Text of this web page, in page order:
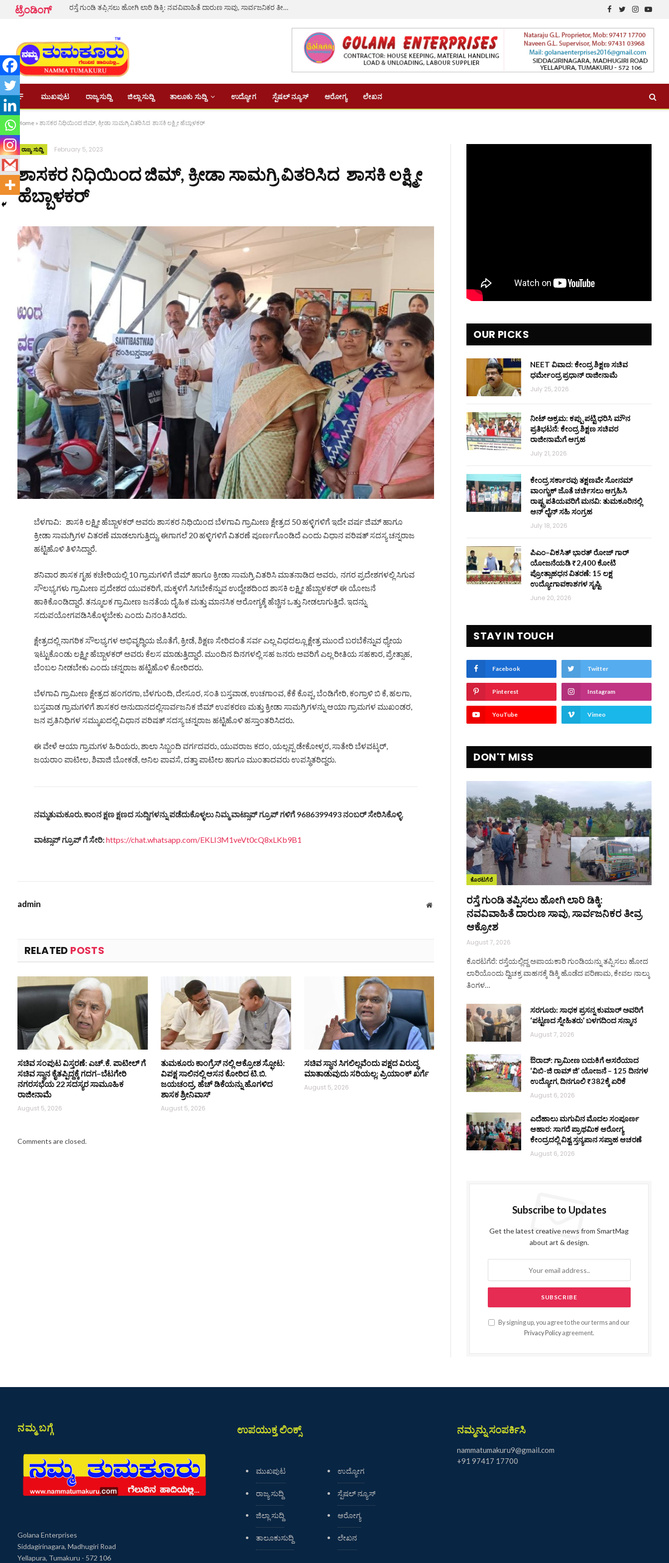
ಟ್ರೆಂಡಿಂಗ್ ರಸ್ತೆ ಗುಂಡಿ ತಪ್ಪಿಸಲು ಹೋಗಿ ಲಾರಿ ಡಿಕ್ಕಿ: ನವವಿವಾಹಿತೆ ದಾರುಣ ಸಾವು, ಸಾರ್ವಜನಿಕರ ತೀವ್ರ ಆಕ್ರೋಶ
Facebook
TwitterInstagram
ಮುಖಪುಟ ರಾಜ್ಯ ಸುದ್ದಿ ಜಿಲ್ಲಾ ಸುದ್ದಿ ತಾಲೂಕು ಸುದ್ದಿ ಉದ್ಯೋಗ ಸ್ಪೆಷಲ್ ನ್ಯೂಸ್ ಆರೋಗ್ಯ ಲೇಖನ
Home » ಶಾಸಕರ ನಿಧಿಯಿಂದ ಜಿಮ್, ಕ್ರೀಡಾ ಸಾಮಗ್ರಿ ವಿತರಿಸಿದ ಶಾಸಕಿ ಲಕ್ಷ್ಮೀ ಹೆಬ್ಬಾಳಕರ್
ರಾಜ್ಯ ಸುದ್ದಿ February 5, 2023
ಶಾಸಕರ ನಿಧಿಯಿಂದ ಜಿಮ್, ಕ್ರೀಡಾ ಸಾಮಗ್ರಿ ವಿತರಿಸಿದ ಶಾಸಕಿ ಲಕ್ಷ್ಮೀ
ಹೆಬ್ಬಾಳಕರ್
ಬೆಳಗಾವಿ: ಶಾಸಕಿ ಲಕ್ಷ್ಮೀ ಹೆಬ್ಬಾಳಕರ್ ಅವರು ಶಾಸಕರ ನಿಧಿಯಿಂದ ಬೆಳಗಾವಿ ಗ್ರಾಮೀಣ ಕ್ಷೇತ್ರದ 50 ಹಳ್ಳಿಗಳಿಗೆ ಇದೇ ವರ್ಷ ಜಿಮ್ ಹಾಗೂ
ಕ್ರೀಡಾ ಸಾಮಗ್ರಿಗಳ ವಿತರಣೆ ಮಾಡಲಾಗುತ್ತಿದ್ದು, ಈಗಾಗಲೆ 20 ಹಳ್ಳಿಗಳಿಗೆ ವಿತರಣೆ ಪೂರ್ಣಗೊಂಡಿದೆ ಎಂದು ವಿಧಾನ ಪರಿಷತ್ ಸದಸ್ಯ ಚನ್ನರಾಜ
ಹಟ್ಟಿಹೊಳಿ ತಿಳಿಸಿದ್ದಾರೆ.
ಶನಿವಾರ ಶಾಸಕ ಗೃಹ ಕಚೇರಿಯಲ್ಲಿ 10 ಗ್ರಾಮಗಳಿಗೆ ಜಿಮ್ ಹಾಗೂ ಕ್ರೀಡಾ ಸಾಮಗ್ರಿ ವಿತರಿಸಿ ಮಾತನಾಡಿದ ಅವರು, ನಗರ ಪ್ರದೇಶಗಳಲ್ಲಿ ಸಿಗುವ
ಸೌಲಭ್ಯಗಳು ಗ್ರಾಮೀಣ ಪ್ರದೇಶದ ಯುವಕರಿಗೆ, ಮಕ್ಕಳಿಗೆ ಸಿಗಬೇಕೆನ್ನುವ ಉದ್ದೇಶದಿಂದ ಶಾಸಕಿ ಲಕ್ಷ್ಮೀ ಹೆಬ್ಬಾಳಕರ್ ಈ ಯೋಜನೆ
ಹಾಕಿಕೊಂಡಿದ್ದಾರೆ. ತನ್ಮೂಲಕ ಗ್ರಾಮೀಣ ಜನತೆಯ ದೈಹಿಕ ಮತ್ತು ಮಾನಸಿಕ ಆರೋಗ್ಯಕ್ಕೆ ಹೆಚ್ಚಿನ ಒತ್ತು ನೀಡಲಾಗುತ್ತಿದೆ. ಇದನ್ನು
ಸದುಪಯೋಗಪಡಿಸಿಕೊಳ್ಳಬೇಕು ಎಂದು ವಿನಂತಿಸಿದರು.
ಕ್ಷೇತ್ರದಲ್ಲಿ ನಾಗರಿಕ ಸೌಲಭ್ಯಗಳ ಅಭಿವೃದ್ಧಿಯ ಜೊತೆಗೆ, ಕ್ರೀಡೆ, ಶಿಕ್ಷಣ ಸೇರಿದಂತೆ ಸರ್ವ ಎಲ್ಲ ವಿಧದಲ್ಲೂ ಕ್ಷೇತ್ರ ಮುಂದೆ ಬರಬೆಕೆನ್ನುವ ಧ್ಯೇಯ
ಇಟ್ಟುಕೊಂಡು ಲಕ್ಷ್ಮೀ ಹೆಬ್ಬಾಳಕರ್ ಅವರು ಕೆಲಸ ಮಾಡುತ್ತಿದ್ದಾರೆ. ಮುಂದಿನ ದಿನಗಳಲ್ಲಿ ಸಹ ಜನರು ಅವರಿಗೆ ಎಲ್ಲ ರೀತಿಯ ಸಹಕಾರ, ಪ್ರೇತ್ಸಾಹ,
ಬೆಂಬಲ ನೀಡಬೇಕು ಎಂದು ಚನ್ನರಾಜ ಹಟ್ಟಿಹೊಳಿ ಕೋರಿದರು.
ಬೆಳಗಾವಿ ಗ್ರಾಮೀಣ ಕ್ಷೇತ್ರದ ಹಂಗರಗಾ, ಬೆಳಗುಂದಿ, ದೇಸೂರ, ಸಂತಿ ಬಸ್ತವಾಡ, ಉಚಗಾಂವ, ಕೆಕೆ ಕೊಪ್ಪ, ಬೆಂಡಿಗೇರಿ, ಕಂಗ್ರಾಳಿ ಬಿ ಕೆ, ಹಲಗಾ,
ಬಸ್ತವಾಡ ಗ್ರಾಮಗಳಿಗೆ ಶಾಸಕರ ಅನುದಾನದಲ್ಲಿಸಾರ್ವಜನಿಕ ಜಿಮ್ ಉಪಕರಣ ಮತ್ತು ಕ್ರೀಡಾ ಸಾಮಗ್ರಿಗಳನ್ನು ಆಯಾ ಗ್ರಾಮಗಳ ಮುಖಂಡರ,
ಜನ ಪ್ರತಿನಿಧಿಗಳ ಸಮ್ಮುಖದಲ್ಲಿ ವಿಧಾನ ಪರಿಷತ್ ಸದಸ್ಯ ಚನ್ನರಾಜ ಹಟ್ಟಿಹೊಳಿ ಹಸ್ತಾಂತರಿಸಿದರು.
ಈ ವೇಳೆ ಆಯಾ ಗ್ರಾಮಗಳ ಹಿರಿಯರು, ಶಾಲಾ ಸಿಬ್ಬಂದಿ ವರ್ಗದವರು, ಯುವರಾಜ ಕದಂ, ಯಲ್ಲಪ್ಪ ಡೇಕೋಳ್ಕರ, ಸಾತೇರಿ‌‌ ಬೆಳವಟ್ಕರ್,
ಜಯರಾಂ ಪಾಟೀಲ, ಶಿವಾಜಿ ಬೋಕಡೆ, ಅನಿಲ ಪಾವಸೆ, ದತ್ತಾ ಪಾಟೀಲ ಹಾಗೂ ಮುಂತಾದವರು ಉಪಸ್ಥಿತರಿದ್ದರು.
ನಮ್ಮತುಮಕೂರು. ಕಾಂನ ಕ್ಷಣ ಕ್ಷಣದ ಸುದ್ದಿಗಳನ್ನು ಪಡೆದುಕೊಳ್ಳಲುನಿಮ್ಮ ವಾಟ್ಸಾಪ್ ಗ್ರೂಪ್ ಗಳಿಗೆ9686399493 ನಂಬರ್ ಸೇರಿಸಿಕೊಳ್ಳಿ.
ವಾಟ್ಸಾಪ್ ಗ್ರೂಪ್ ಗೆಸೇರಿ:https://chat.whatsapp.com/EKLI3M1veVt0cQ8xLKb9B1
admin Website
RELATED POSTS
ಸಚಿವ ಸಂಪುಟ ವಿಸ್ತರಣೆ: ಎಚ್.ಕೆ. ಪಾಟೀಲ್ ಗೆ
ಸಚಿವ ಸ್ಥಾನ ಕೈತಪ್ಪಿದ್ದಕ್ಕೆ ಗದಗ–ಬೆಟಗೇರಿ
ನಗರಸಭೆಯ 22 ಸದಸ್ಯರ ಸಾಮೂಹಿಕ
ರಾಜೀನಾಮೆ
August 5, 2026
ತುಮಕೂರು ಕಾಂಗ್ರೆಸ್ ನಲ್ಲಿ ಆಕ್ರೋಶ ಸ್ಫೋಟ:
ವಿಪಕ್ಷ ಸಾಲಿನಲ್ಲಿ ಆಸನ ಕೋರಿದ ಟಿ.ಬಿ.
ಜಯಚಂದ್ರ, ಹೆಚ್ ಡಿಕೆಯನ್ನು ಹೊಗಳಿದ
ಶಾಸಕ ಶ್ರೀನಿವಾಸ್
August 5, 2026
ಸಚಿವ ಸ್ಥಾನ ಸಿಗಲಿಲ್ಲವೆಂದು ಪಕ್ಷದ ವಿರುದ್ಧ
ಮಾತಾಡುವುದು ಸರಿಯಲ್ಲ: ಪ್ರಿಯಾಂಕ್ ಖರ್ಗೆ
August 5, 2026
Comments are closed.
OUR PICKS
NEET ವಿವಾದ: ಕೇಂದ್ರ ಶಿಕ್ಷಣ ಸಚಿವ
ಧರ್ಮೇಂದ್ರ ಪ್ರಧಾನ್ ರಾಜೀನಾಮೆ
July 25, 2026
ನೀಟ್ ಅಕ್ರಮ: ಕಪ್ಪು ಪಟ್ಟಿ ಧರಿಸಿ ಮೌನ
ಪ್ರತಿಭಟನೆ: ಕೇಂದ್ರ ಶಿಕ್ಷಣ ಸಚಿವರ
ರಾಜೀನಾಮೆಗೆ ಆಗ್ರಹ
July 21, 2026
ಕೇಂದ್ರ ಸರ್ಕಾರವು ತಕ್ಷಣವೇ ಸೋನಮ್
ವಾಂಗ್ಚುಕ್ ಜೊತೆ ಚರ್ಚಿಸಲು ಆಗ್ರಹಿಸಿ
ರಾಷ್ಟ್ರಪತಿಯವರಿಗೆ ಮನವಿ: ತುಮಕೂರಿನಲ್ಲಿ
ಆನ್‌ ಲೈನ್ ಸಹಿ ಸಂಗ್ರಹ
July 18, 2026
ಪಿಎಂ–ವಿಕಸಿತ್ ಭಾರತ್ ರೋಜ್‌ ಗಾರ್
ಯೋಜನೆಯಡಿ ₹2,400 ಕೋಟಿ
ಪ್ರೋತ್ಸಾಹಧನ ವಿತರಣೆ: 15 ಲಕ್ಷ
ಉದ್ಯೋಗಾವಕಾಶಗಳ ಸೃಷ್ಟಿ
June 20, 2026
STAY IN TOUCH
Facebook Twitter
Pinterest Instagram
YouTube Vimeo
DON'T MISS
ಕೊರಟಗೆರೆ
ರಸ್ತೆ ಗುಂಡಿ ತಪ್ಪಿಸಲು ಹೋಗಿ ಲಾರಿ ಡಿಕ್ಕಿ:
ನವವಿವಾಹಿತೆ ದಾರುಣ ಸಾವು, ಸಾರ್ವಜನಿಕರ ತೀವ್ರ
ಆಕ್ರೋಶ
August 7, 2026
ಕೊರಟಗೆರೆ: ರಸ್ತೆಯಲ್ಲಿದ್ದ ಅಪಾಯಕಾರಿ ಗುಂಡಿಯನ್ನು ತಪ್ಪಿಸಲು ಹೋದ
ಲಾರಿಯೊಂದು ದ್ವಿಚಕ್ರ ವಾಹನಕ್ಕೆ ಡಿಕ್ಕಿ ಹೊಡೆದ ಪರಿಣಾಮ, ಕೇವಲ ನಾಲ್ಕು
ತಿಂಗಳ…
ಸರಗೂರು: ಸಾಧಕ ಪ್ರಸನ್ನ ಕುಮಾರ್ ಅವರಿಗೆ
‘ಪಟ್ಟಣದ ಸ್ನೇಹಿತರು’ ಬಳಗದಿಂದ ಸನ್ಮಾನ
August 7, 2026
ಔರಾದ್: ಗ್ರಾಮೀಣ ಬದುಕಿಗೆ ಆಸರೆಯಾದ
‘ವಿಬಿ-ಜಿ ರಾಮ್ ಜಿ’ ಯೋಜನೆ – 125 ದಿನಗಳ
ಉದ್ಯೋಗ, ದಿನಗೂಲಿ ₹382ಕ್ಕೆ ಏರಿಕೆ
August 6, 2026
ಎದೆಹಾಲು ಮಗುವಿನ ಮೊದಲ ಸಂಪೂರ್ಣ
ಆಹಾರ: ಸಾಗರೆ ಪ್ರಾಥಮಿಕ ಆರೋಗ್ಯ
ಕೇಂದ್ರದಲ್ಲಿ ವಿಶ್ವ ಸ್ತನ್ಯಪಾನ ಸಪ್ತಾಹ ಆಚರಣೆ
August 6, 2026
Subscribe to Updates
Get the latest creative news from SmartMag
about art & design.
By signing up, you agree to the our terms and our
Privacy Policyagreement.
ನಮ್ಮ ಬಗ್ಗೆ
Golana Enterprises
Siddagirinagara, Madhugiri Road
Yellapura, Tumakuru - 572 106
ಉಪಯುಕ್ತ ಲಿಂಕ್ಸ್
ಮುಖಪುಟ
ರಾಜ್ಯ ಸುದ್ದಿ
ಜಿಲ್ಲಾ ಸುದ್ದಿ
ತಾಲೂಕುಸುದ್ದಿ
ಉದ್ಯೋಗ
ಸ್ಪೆಷಲ್ ನ್ಯೂಸ್
ಆರೋಗ್ಯ
ಲೇಖನ
ನಮ್ಮನ್ನು ಸಂಪರ್ಕಿಸಿ
nammatumakuru9@gmail.com
+91 97417 17700